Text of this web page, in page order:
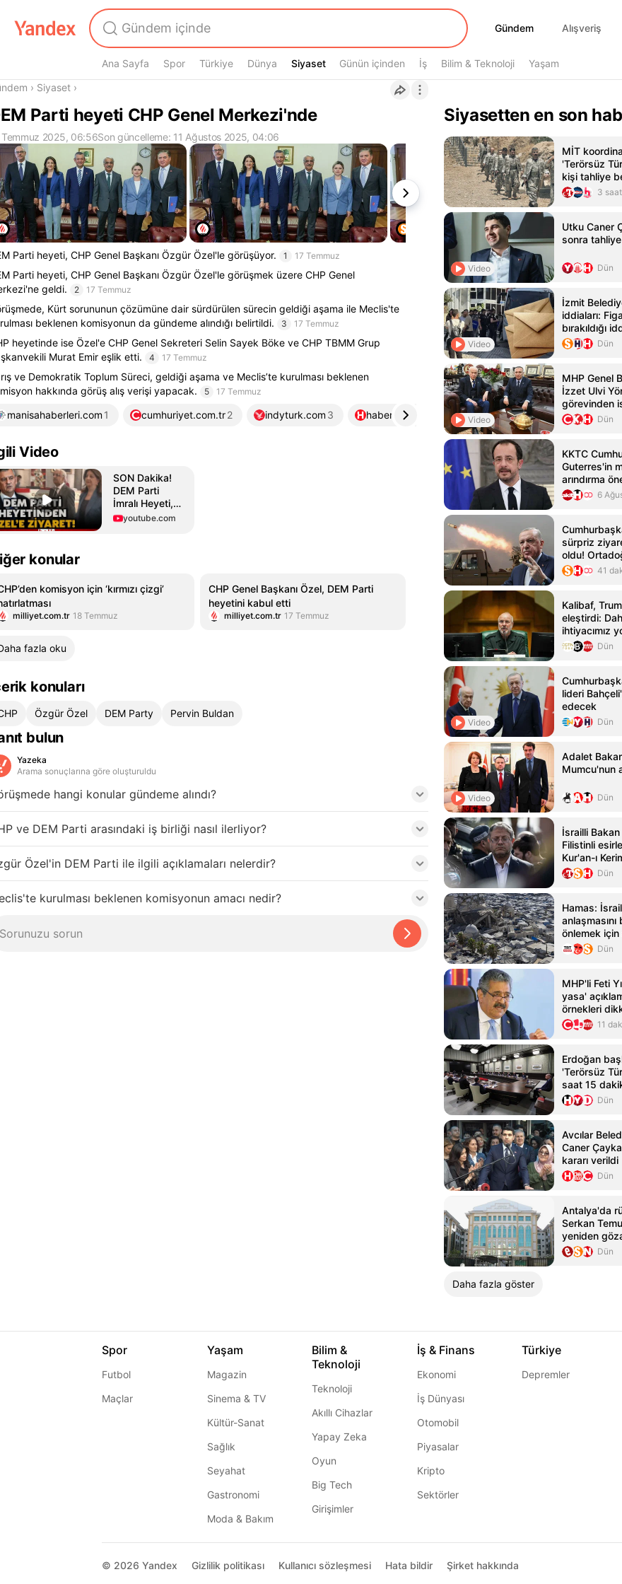
Gündem
Gündem Alışveriş
Ana Sayfa Spor Türkiye Dünya Siyaset
Siyaset Günün içinden İş Bilim & Teknoloji Yaşam
› Siyaset ›
Parti heyeti CHP Genel Merkezi'nde
Temmuz 2025, 06:56Son güncelleme: 11 Ağustos 2025, 04:06
Parti heyeti, CHP Genel Başkanı Özgür Özel'le görüşüyor. 1 17 Temmuz
Parti heyeti, CHP Genel Başkanı Özgür Özel'le görüşmek üzere CHP Genel
geldi.
2 17 Temmuz
Kürt sorununun çözümüne dair sürdürülen sürecin geldiği aşama ile Meclis'te
beklenen komisyonun da gündeme alındığı belirtildi.
3 17 Temmuz
heyetinde ise Özel'e CHP Genel Sekreteri Selin Sayek Böke ve CHP TBMM Grup
Murat Emir eşlik etti.
4 17 Temmuz
ve Demokratik Toplum Süreci, geldiği aşama ve Meclis’te kurulması beklenen
hakkında görüş alış verişi yapacak.
5 17 Temmuz
manisahaberleri.com 1 cumhuriyet.com.tr2 indyturk.com 3 haberler.com firatnews.com5
Video
SON Dakika!
DEM Parti
İmralı Heyeti,
Özgür Özel'i
youtube.com
konular
komisyon için ‘kırmızı çizgi’
milliyet.com.tr 18 Temmuz
CHP Genel Başkanı Özel, DEM Parti
heyetini kabul etti
milliyet.com.tr 17 Temmuz
fazla oku
konuları
Özgür Özel DEM Party Pervin Buldan
bulun
Yazeka
Arama sonuçlarına göre oluşturuldu
hangi konular gündeme alındı?
ve DEM Parti arasındaki iş birliği nasıl ilerliyor?
Özel'in DEM Parti ile ilgili açıklamaları nelerdir?
kurulması beklenen komisyonun amacı nedir?
Siyasetten en son
MİT
'Terörsüz
kişi tahliye
3
Video
Utku Caner
sonra
Dün
Video
İzmit
iddiaları:
bırakıldığı
Dün
Video
MHP Genel
İzzet Ulvi
görevinden
Dün
KKTC
Guterres'in
arındırma
6
sürpriz
oldu!
birliği
41
Kalibaf,
eleştirdi:
ihtiyacımız
Dün
Video
lideri
edecek
Dün
Video
Adalet
Mumcu'nun
Dün
İsrailli
Filistinli
Kur'an-ı
talimatı Dün
Hamas:
anlaşmasını
önlemek
geçilsin Dün
MHP'li Feti
yasa'
örnekleri
11
Erdoğan
'Terörsüz
saat 15
Dün
Avcılar
Caner
kararı verildi
Dün
Antalya'da
Serkan
yeniden
Dün
Daha fazla göster
Spor
Futbol
Maçlar
Yaşam
Magazin
Sinema & TV
Kültür-Sanat
Sağlık
Seyahat
Gastronomi
Moda & Bakım
Bilim &
Teknoloji
Teknoloji
Akıllı Cihazlar
Yapay Zeka
Oyun
Big Tech
Girişimler
İş & Finans
Ekonomi
İş Dünyası
Otomobil
Piyasalar
Kripto
Sektörler
Türkiye
Depremler
© 2026 Yandex Gizlilik politikası Kullanıcı sözleşmesi Hata bildir Şirket hakkında